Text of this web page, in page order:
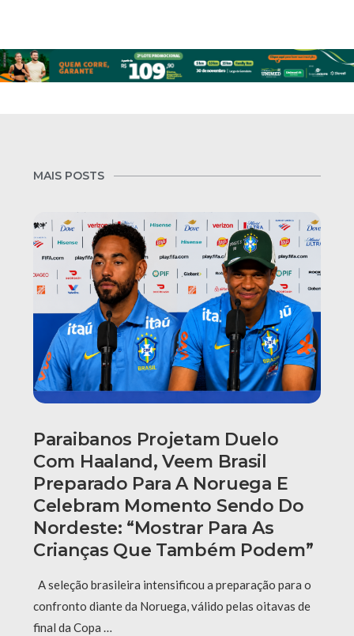
MAIS POSTS
Paraibanos Projetam Duelo
Com Haaland, Veem Brasil
Preparado Para A Noruega E
Celebram Momento Sendo Do
Nordeste: “Mostrar Para As
Crianças Que Também Podem”
A seleção brasileira intensificou a preparação para o
confronto diante da Noruega, válido pelas oitavas de
final da Copa …